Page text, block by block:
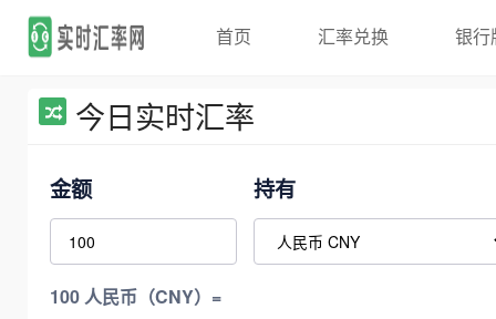
首页 汇率兑换 银行
今日实时汇率
金额 持有
100 人民币（CNY）=